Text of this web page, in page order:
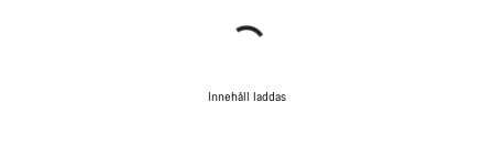
Innehåll laddas